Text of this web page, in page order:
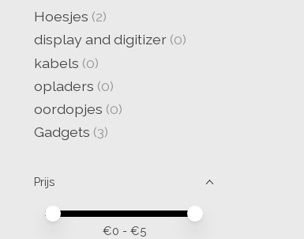
Hoesjes (2)
display and digitizer (0)
kabels (0)
opladers (0)
oordopjes (0)
Gadgets (3)
Prijs
Minimale prijswaarde
Price maximum value
€0 - €5